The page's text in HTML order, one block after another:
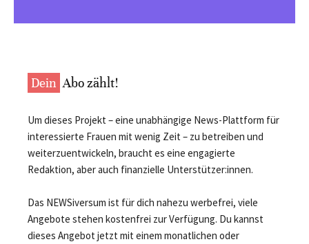
Dein Abo zählt!
Um dieses Projekt – eine unabhängige News-Plattform für
interessierte Frauen mit wenig Zeit – zu betreiben und
weiterzuentwickeln, braucht es eine engagierte
Redaktion, aber auch finanzielle Unterstützer:innen.
Das NEWSiversum ist für dich nahezu werbefrei, viele
Angebote stehen kostenfrei zur Verfügung. Du kannst
dieses Angebot jetzt mit einem monatlichen oder